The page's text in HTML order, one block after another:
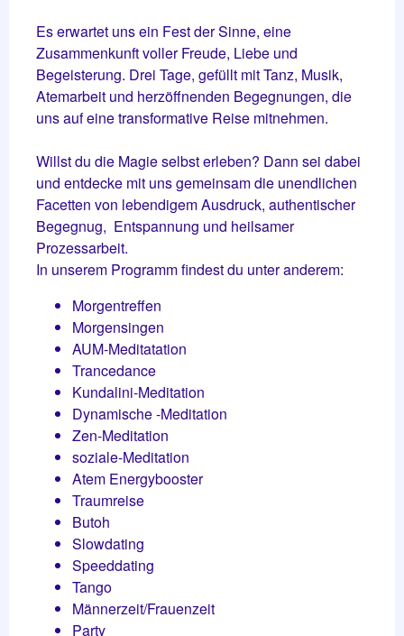
Es erwartet uns ein Fest der Sinne, eine
Zusammenkunft voller Freude, Liebe und
Begeisterung. Drei Tage, gefüllt mit Tanz, Musik,
Atemarbeit und herzöffnenden Begegnungen, die
uns auf eine transformative Reise mitnehmen.
Willst du die Magie selbst erleben? Dann sei dabei
und entdecke mit uns gemeinsam die unendlichen
Facetten von lebendigem Ausdruck, authentischer
Begegnug, Entspannung und heilsamer
Prozessarbeit.
In unserem Programm findest du unter anderem:
Morgentreffen
Morgensingen
AUM-Meditatation
Trancedance
Kundalini-Meditation
Dynamische -Meditation
Zen-Meditation
soziale-Meditation
Atem Energybooster
Traumreise
Butoh
Slowdating
Speeddating
Tango
Männerzeit/Frauenzeit
Party